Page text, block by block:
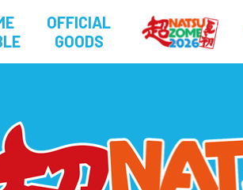
OFFICIAL
GOODS